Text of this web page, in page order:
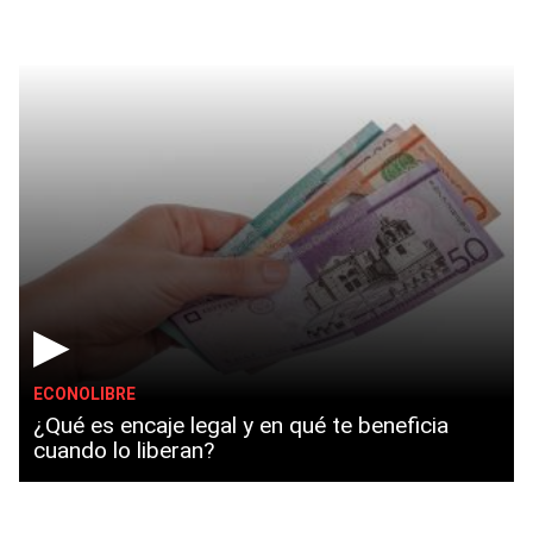
▶
ECONOLIBRE
¿Qué es encaje legal y en qué te beneficia
cuando lo liberan?